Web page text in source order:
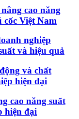
cao năng
Việt Nam
nghiệp
và hiệu quả
và chất
hiện đại
cao năng suất
hiện đại